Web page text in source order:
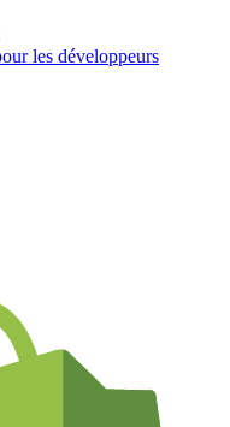
les développeurs